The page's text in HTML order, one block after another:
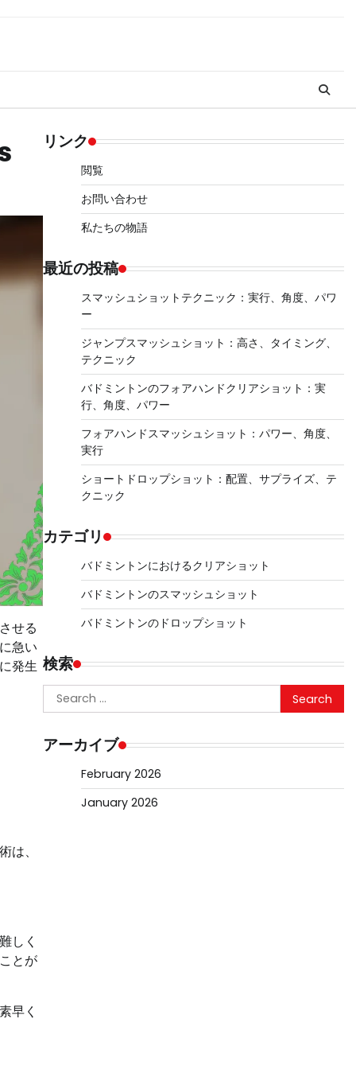
せる
急い
発生
、
しく
とが
早く
リンク
閲覧
お問い合わせ
私たちの物語
最近の投稿
スマッシュショットテクニック：実行、角度、パワ
ー
ジャンプスマッシュショット：高さ、タイミング、
テクニック
バドミントンのフォアハンドクリアショット：実
行、角度、パワー
フォアハンドスマッシュショット：パワー、角度、
実行
ショートドロップショット：配置、サプライズ、テ
クニック
カテゴリ
バドミントンにおけるクリアショット
バドミントンのスマッシュショット
バドミントンのドロップショット
検索
Search
for:
アーカイブ
February 2026
January 2026